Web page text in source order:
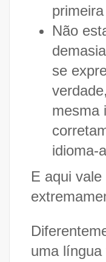
Não
se
mesma
idioma-
E aqui
uma